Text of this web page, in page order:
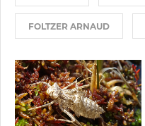
FOLTZER ARNAUD